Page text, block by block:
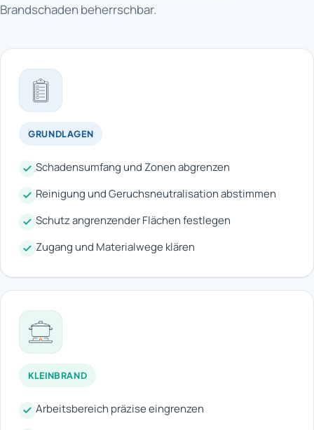
Brandschaden beherrschbar.
GRUNDLAGEN
Schadensumfang und Zonen abgrenzen
Reinigung und Geruchsneutralisation abstimmen
Schutz angrenzender Flächen festlegen
Zugang und Materialwege klären
KLEINBRAND
Arbeitsbereich präzise eingrenzen